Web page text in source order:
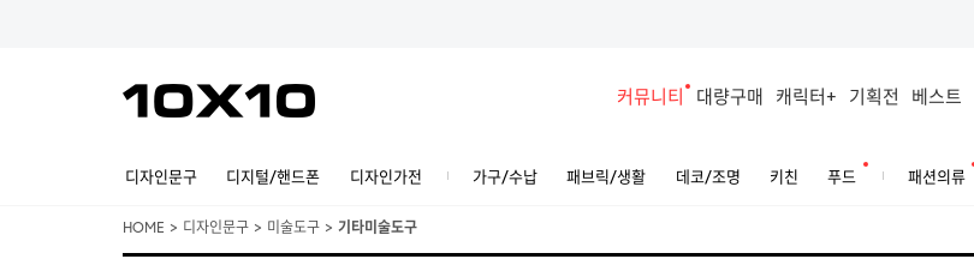
커뮤니티 대량구매 캐릭터+ 기획전 베스트
디자인문구 디지털/핸드폰 디자인가전 가구/수납 패브릭/생활 데코/조명 키친 푸드 패션의류
HOME > 디자인문구 > 미술도구 > 기타미술도구